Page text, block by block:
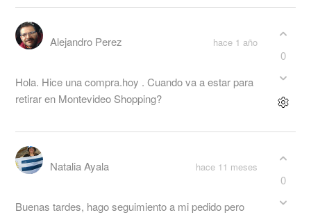
Alejandro Perez hace 1 año
Hola. Hice una compra.hoy . Cuando va a estar para
retirar en Montevideo Shopping?
0
Natalia Ayala hace 11 meses
Buenas tardes, hago seguimiento a mi pedido pero
0